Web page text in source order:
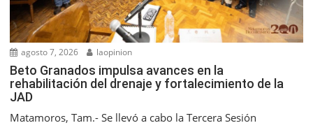
agosto 7, 2026 laopinion
Beto Granados impulsa avances en la
rehabilitación del drenaje y fortalecimiento de la
JAD
Matamoros, Tam.- Se llevó a cabo la Tercera Sesión